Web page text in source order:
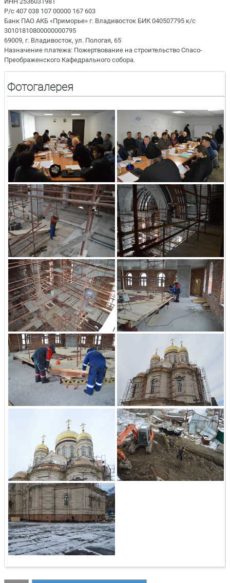
Р/с 407 038 107 00000 167 603
Банк ПАО АКБ «Приморье» г. Владивосток БИК 040507795 к/с
30101810800000000795
69009, г. Владивосток, ул. Пологая, 65
Назначение платежа: Пожертвование на строительство Спасо-
Преображенского Кафедрального собора.
Фотогалерея